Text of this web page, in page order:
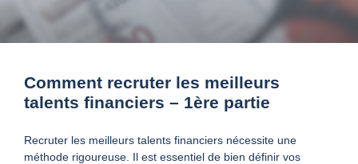
Comment recruter les meilleurs
talents financiers – 1ère partie
Recruter les meilleurs talents financiers nécessite une
méthode rigoureuse. Il est essentiel de bien définir vos